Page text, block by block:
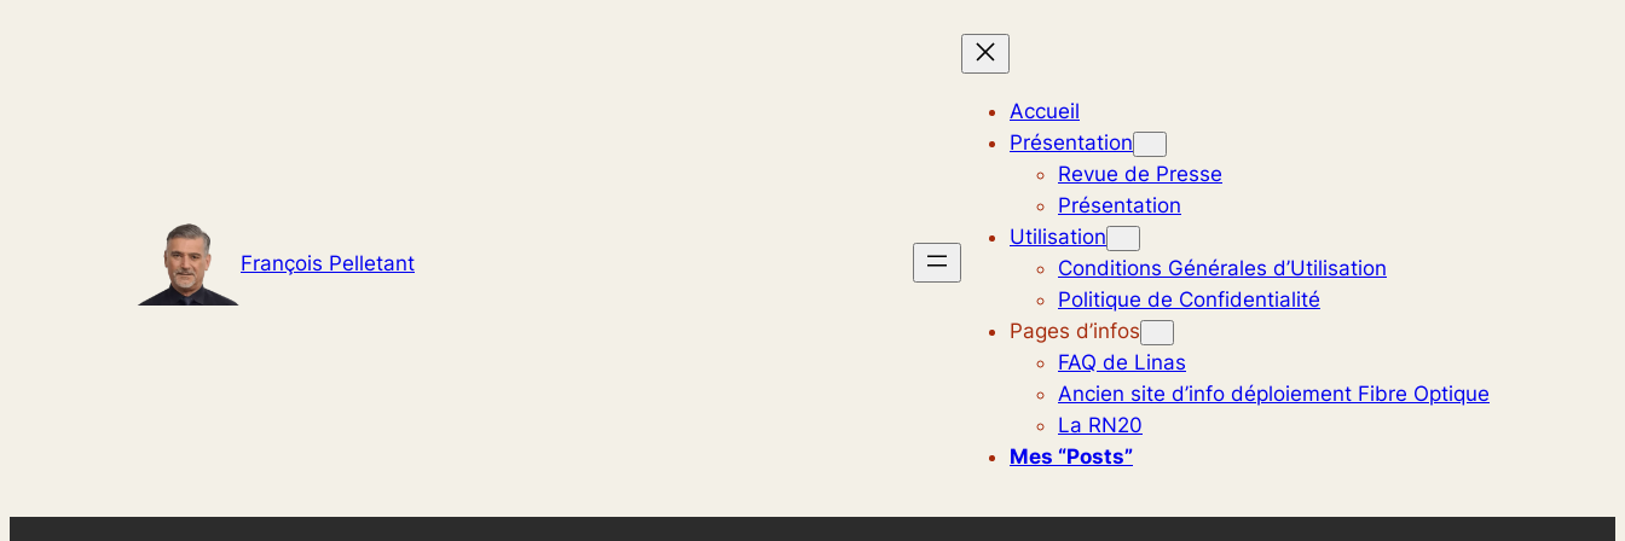
François Pelletant
Accueil
Présentation
Revue de Presse
Présentation
Utilisation
Conditions Générales d’Utilisation
Politique de Confidentialité
Pages d’infos
FAQ de Linas
Ancien site d’info déploiement Fibre Optique
La RN20
Mes “posts”